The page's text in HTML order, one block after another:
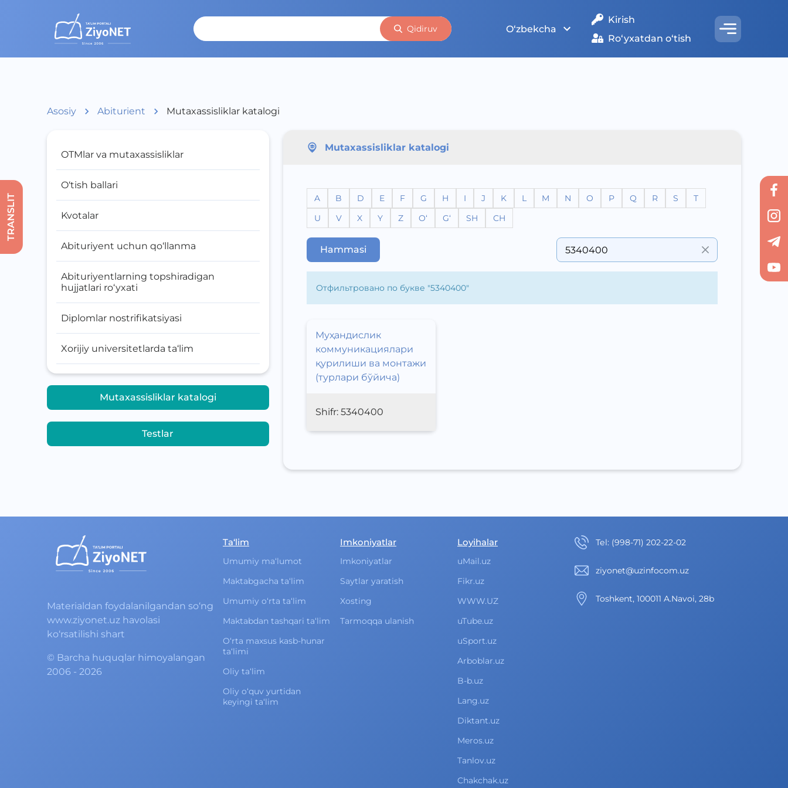
Qidiruv O‘zbekcha
Kirish
Ro‘yxatdan o‘tish
Asosiy Abiturient Mutaxassisliklar katalogi
OTMlar va mutaxassisliklar
O‘tish ballari
Kvotalar
Abituriyent uchun qo‘llanma
Abituriyentlarning topshiradigan
hujjatlari ro‘yxati
Diplomlar nostrifikatsiyasi
Xorijiy universitetlarda ta‘lim
Mutaxassisliklar katalogi
Testlar
Mutaxassisliklar katalogi
A B D E F G H I J K L M N O P Q R S
T
U
V X Y Z O‘ G‘ SH CH
Hammasi
Отфильтровано по букве "5340400"
Муҳандислик
коммуникациялари
қурилиши ва монтажи
(турлари бўйича)
Shifr: 5340400
TRANSLIT
Materialdan foydalanilgandan so‘ng
www.ziyonet.uz havolasi
ko‘rsatilishi shart
© Barcha huquqlar himoyalangan
2006 - 2026
Ta‘lim
Umumiy ma‘lumot
Maktabgacha ta‘lim
Umumiy o‘rta ta‘lim
Maktabdan tashqari ta‘lim
O‘rta maxsus kasb-hunar
ta‘limi
Oliy ta‘lim
Oliy o‘quv yurtidan
keyingi ta‘lim
Imkoniyatlar
Imkoniyatlar
Saytlar yaratish
Xosting
Tarmoqqa ulanish
Loyihalar
uMail.uz
Fikr.uz
WWW.UZ
uTube.uz
uSport.uz
Arboblar.uz
B-b.uz
Lang.uz
Diktant.uz
Meros.uz
Tanlov.uz
Chakchak.uz
Теl: (998-71) 202-22-02
ziyonet@uzinfocom.uz
Toshkent, 100011 A.Navoi, 28b